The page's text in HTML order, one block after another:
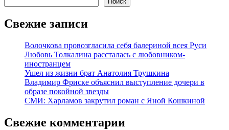
Свежие записи
Волочкова провозгласила себя балериной всея Руси
Любовь Толкалина рассталась с любовником-
иностранцем
Ушел из жизни брат Анатолия Трушкина
Владимир Фриске объяснил выступление дочери в
образе покойной звезды
СМИ: Харламов закрутил роман с Яной Кошкиной
Свежие комментарии